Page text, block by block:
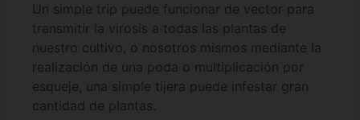
Un simple trip puede funcionar de vector para
transmitir la virosis a todas las plantas de
nuestro cultivo, o nosotros mismos mediante la
realización de una poda o multiplicación por
esqueje, una simple tijera puede infestar gran
cantidad de plantas.